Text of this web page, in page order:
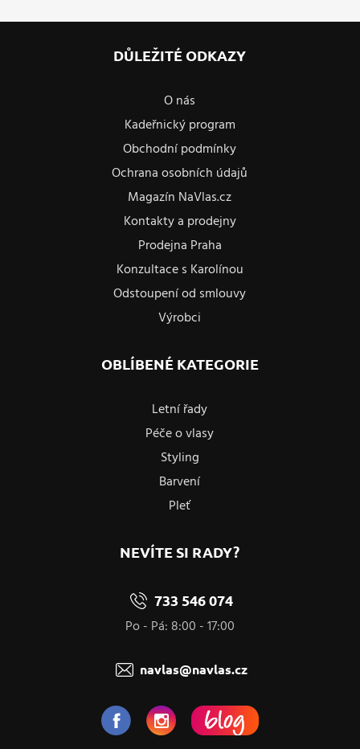
DŮLEŽITÉ ODKAZY
O nás
Kadeřnický program
Obchodní podmínky
Ochrana osobních údajů
Magazín NaVlas.cz
Kontakty a prodejny
Prodejna Praha
Konzultace s Karolínou
Odstoupení od smlouvy
Výrobci
OBLÍBENÉ KATEGORIE
Letní řady
Péče o vlasy
Styling
Barvení
Pleť
NEVÍTE SI RADY?
733 546 074
Po - Pá: 8:00 - 17:00
navlas@navlas.cz